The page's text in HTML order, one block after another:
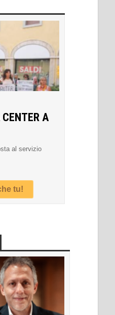
A
al servizio
tu!